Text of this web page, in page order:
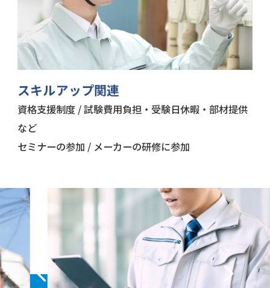
スキルアップ関連
資格支援制度 / 試験費用負担・受験日休暇・部材提供
など
セミナーの参加 / メーカーの研修に参加